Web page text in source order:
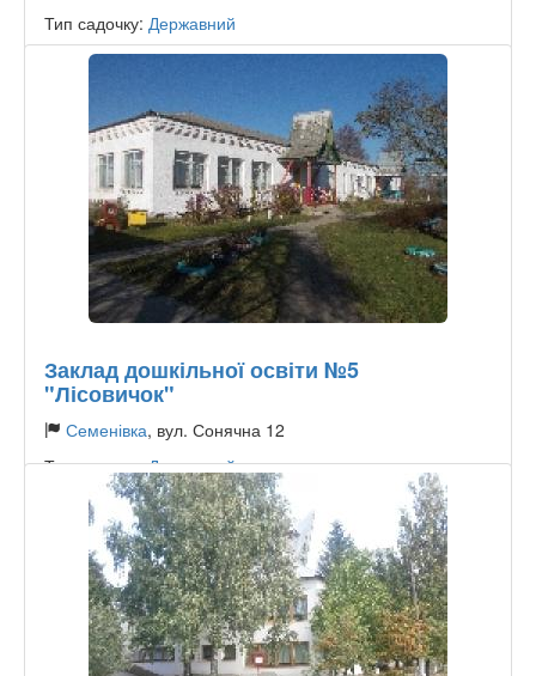
Тип садочку: Державний
Заклад дошкільної освіти №5
"Лісовичок"
Семенівка, вул. Сонячна 12
Тип садочку:Державний